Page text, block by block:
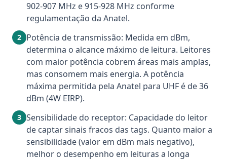
902-907 MHz e 915-928 MHz conforme
regulamentação da Anatel.
2 Potência de transmissão: Medida em dBm,
determina o alcance máximo de leitura. Leitores
com maior potência cobrem áreas mais amplas,
mas consomem mais energia. A potência
máxima permitida pela Anatel para UHF é de 36
dBm (4W EIRP).
3 Sensibilidade do receptor: Capacidade do leitor
de captar sinais fracos das tags. Quanto maior a
sensibilidade (valor em dBm mais negativo),
melhor o desempenho em leituras a longa